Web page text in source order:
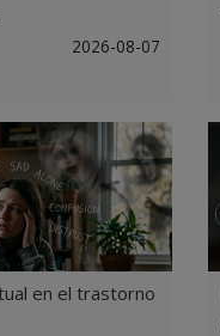
2026-08-07
en el trastorno